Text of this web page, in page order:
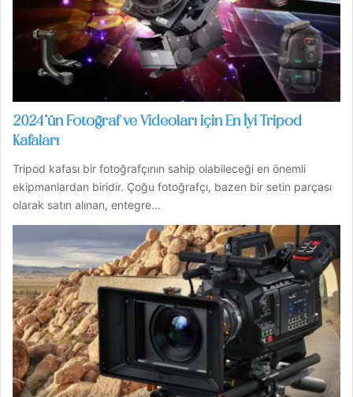
2024’ün Fotoğraf ve Videoları için En İyi Tripod
Kafaları
Tripod kafası bir fotoğrafçının sahip olabileceği en önemli
ekipmanlardan biridir. Çoğu fotoğrafçı, bazen bir setin parçası
olarak satın alınan, entegre…